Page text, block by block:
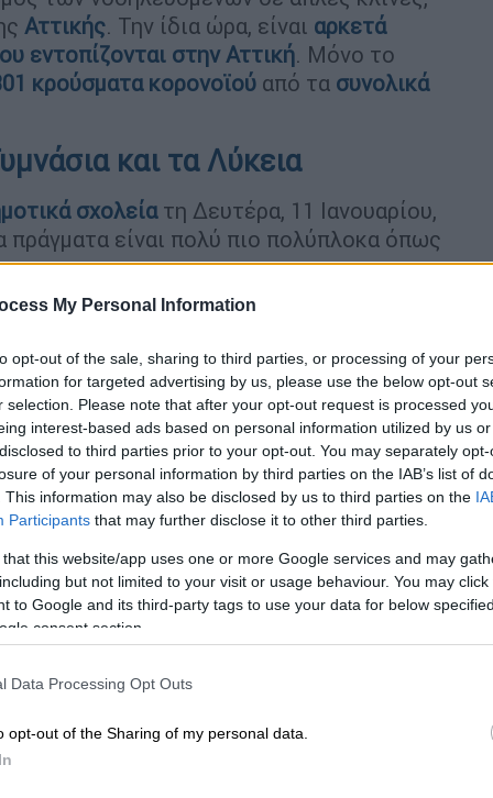
My Personal Information
opt-out of the sale, sharing to third parties, or processing of your
for targeted advertising by us, please use the below opt-out
selection. Please note that after your opt-out request is processed
interest-based ads based on personal information utilized by us
to third parties prior to your opt-out. You may separately
of your personal information by third parties on the IAB’s list of
This information may also be disclosed by us to third parties on the
Participants that may further disclose it to other third parties.
that this website/app uses one or more Google services and may
but not limited to your visit or usage behaviour. You may
to Google and its third-party tags to use your data for below
consent section.
Data Processing Opt Outs
opt-out of the Sharing of my personal data.
Αττικής. Την ίδια ώρα, είναι αρκετά
εντοπίζονται στην Αττική. Μόνο το
κρούσματα κορονοϊού από τα συνολικά
και τα Λύκεια
σχολείατη Δευτέρα, 11 Ιανουαρίου,
πράγματα είναι πολύ πιο πολύπλοκα όπως
σχολείωνφαίνεται πως
βαθμό - για τους μεγαλύτερους σε ηλικία
φτάνουν ακόμη και στο σημείο να
κλειστά μέχρι το τέλος της χρονιάς
Γ΄ λυκείου λόγω τωνπανελληνίων …
ανέφερε τα εξής στο OPEN TV: «Η Γ'
λόγω των πανελληνίων εξετάσεων . Τα
ότι δεν θα έπρεπε να ανοίξουν καθόλου